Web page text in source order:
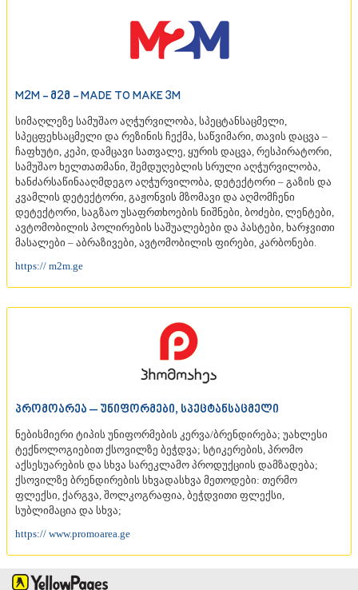
ᲗᲔᲗᲠᲘᲬᲧᲐᲠᲝ
ᲛᲐᲠᲜᲔᲣᲚᲘ
ᲠᲣᲡᲗᲐᲕᲘ
ᲬᲐᲚᲙᲐ
ᲨᲘᲓᲐ ᲥᲐᲠᲗᲚᲘ
ᲒᲝᲠᲘ
ᲙᲐᲡᲞᲘ
ᲥᲐᲠᲔᲚᲘ
ᲮᲐᲨᲣᲠᲘ
ᲡᲐᲥᲐᲠᲗᲕᲔᲚᲝ
M2M - Მ2Მ - MADE TO MAKE 3M
სიმაღლეზე სამუშაო აღჭურვილობა, სპეცტანსაცმელი,
სპეცფეხსაცმელი და რეზინის ჩექმა, საწვიმარი, თავის დაცვა –
ჩაფხუტი, კეპი, დამცავი სათვალე, ყურის დაცვა, რესპირატორი,
სამუშაო ხელთათმანი, შემდუღებლის სრული აღჭურვილობა,
ხანძარსაწინააღმდეგო აღჭურვილობა, დეტექტორი – გაზის და
კვამლის დეტექტორი, გაჟონვის მზომავი და აღმომჩენი
დეტექტორი, საგზაო უსაფრთხოების ნიშნები, ბოძები, ლენტები,
ავტომობილის პოლირების საშუალებები და პასტები, ხარჯვითი
მასალები – აბრაზივები, ავტომობილის ფირები, კარბონები.
https:// m2m.ge
ᲞᲠᲝᲛᲝᲐᲠᲔᲐ – ᲣᲜᲘᲤᲝᲠᲛᲔᲑᲘ, ᲡᲞᲔᲪᲢᲐᲜᲡᲐᲪᲛᲔᲚᲘ
ნებისმიერი ტიპის უნიფორმების კერვა/ბრენდირება; უახლესი
ტექნოლოგიებით ქსოვილზე ბეჭდვა; სტიკერების, პრომო
აქსესუარების და სხვა სარეკლამო პროდუქციის დამზადება;
ქსოვილზე ბრენდირების სხვადასხვა მეთოდები: თერმო
ფლექსი, ქარგვა, შოლკოგრაფია, ბეჭდვითი ფლექსი,
სუბლიმაცია და სხვა;
https:// www.promoarea.ge